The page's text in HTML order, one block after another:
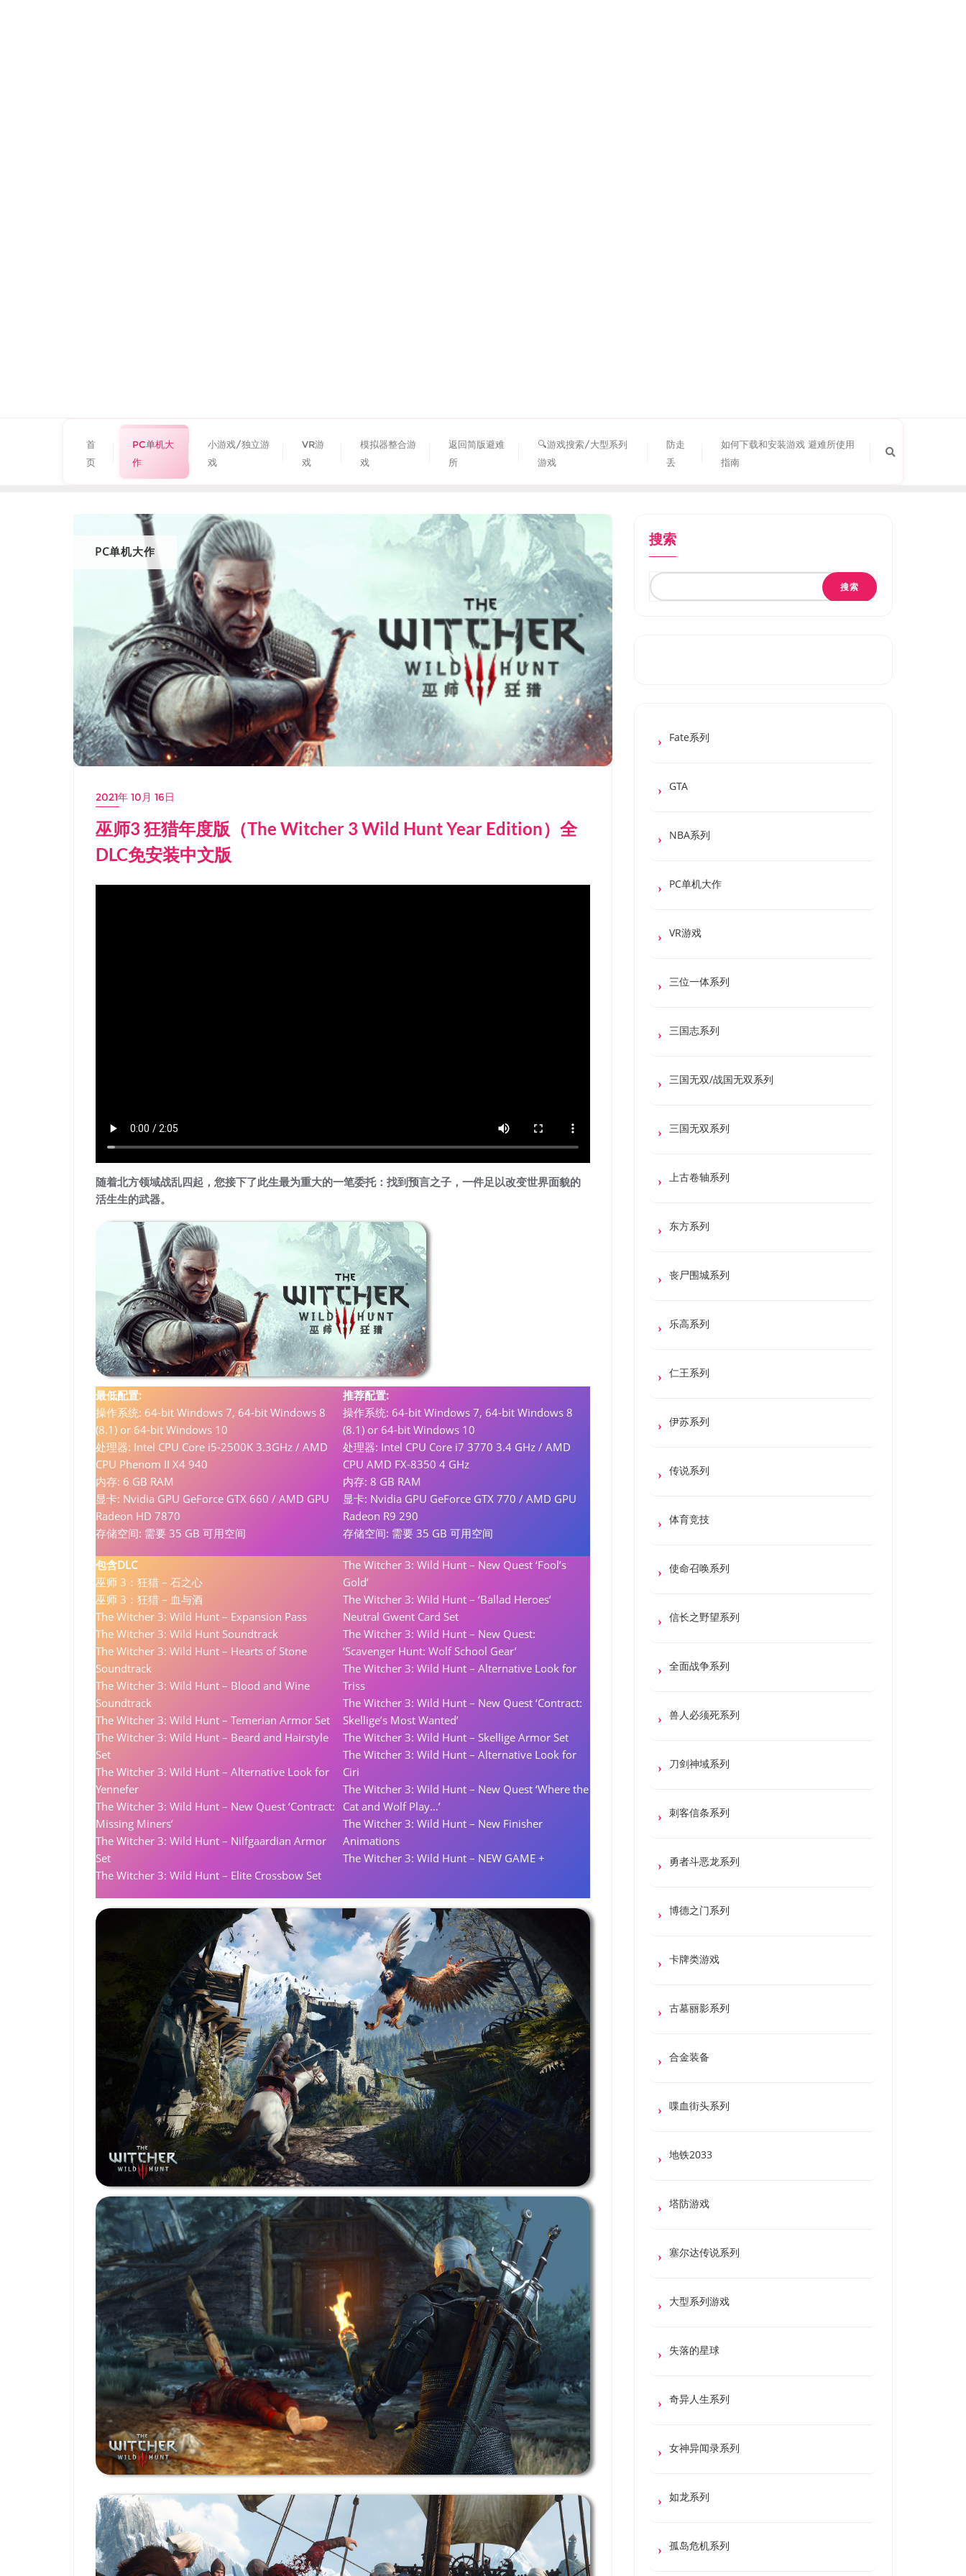
首
页
PC单机大
作
小游戏/独立游
戏
VR游
戏
模拟器整合游
戏
返回简版避难
所
🔍游戏搜索/大型系列
游戏
防走
丢
如何下载和安装游戏 避难所使用
指南
PC单机大作
2021年 10月 16日
巫师3 狂猎年度版（The Witcher 3 Wild Hunt Year Edition）全
DLC免安装中文版
随着北方领域战乱四起，您接下了此生最为重大的一笔委托：找到预言之子，一件足以改变世界面貌的
活生生的武器。
最低配置:
操作系统: 64-bit Windows 7, 64-bit Windows 8
(8.1) or 64-bit Windows 10
处理器: Intel CPU Core i5-2500K 3.3GHz / AMD
CPU Phenom II X4 940
内存: 6 GB RAM
显卡: Nvidia GPU GeForce GTX 660 / AMD GPU
Radeon HD 7870
存储空间: 需要 35 GB 可用空间
推荐配置:
操作系统: 64-bit Windows 7, 64-bit Windows 8
(8.1) or 64-bit Windows 10
处理器: Intel CPU Core i7 3770 3.4 GHz / AMD
CPU AMD FX-8350 4 GHz
内存: 8 GB RAM
显卡: Nvidia GPU GeForce GTX 770 / AMD GPU
Radeon R9 290
存储空间: 需要 35 GB 可用空间
包含DLC
巫师 3：狂猎 – 石之心
巫师 3：狂猎 – 血与酒
The Witcher 3: Wild Hunt – Expansion Pass
The Witcher 3: Wild Hunt Soundtrack
The Witcher 3: Wild Hunt – Hearts of Stone
Soundtrack
The Witcher 3: Wild Hunt – Blood and Wine
Soundtrack
The Witcher 3: Wild Hunt – Temerian Armor Set
The Witcher 3: Wild Hunt – Beard and Hairstyle
Set
The Witcher 3: Wild Hunt – Alternative Look for
Yennefer
The Witcher 3: Wild Hunt – New Quest ‘Contract:
Missing Miners’
The Witcher 3: Wild Hunt – Nilfgaardian Armor
Set
The Witcher 3: Wild Hunt – Elite Crossbow Set
The Witcher 3: Wild Hunt – New Quest ‘Fool’s
Gold’
The Witcher 3: Wild Hunt – ‘Ballad Heroes’
Neutral Gwent Card Set
The Witcher 3: Wild Hunt – New Quest:
‘Scavenger Hunt: Wolf School Gear’
The Witcher 3: Wild Hunt – Alternative Look for
Triss
The Witcher 3: Wild Hunt – New Quest ‘Contract:
Skellige’s Most Wanted’
The Witcher 3: Wild Hunt – Skellige Armor Set
The Witcher 3: Wild Hunt – Alternative Look for
Ciri
The Witcher 3: Wild Hunt – New Quest ‘Where the
Cat and Wolf Play…’
The Witcher 3: Wild Hunt – New Finisher
Animations
The Witcher 3: Wild Hunt – NEW GAME +
搜索
搜索
Fate系列
GTA
NBA系列
PC单机大作
VR游戏
三位一体系列
三国志系列
三国无双/战国无双系列
三国无双系列
上古卷轴系列
东方系列
丧尸围城系列
乐高系列
仁王系列
伊苏系列
传说系列
体育竞技
使命召唤系列
信长之野望系列
全面战争系列
兽人必须死系列
刀剑神域系列
刺客信条系列
勇者斗恶龙系列
博德之门系列
卡牌类游戏
古墓丽影系列
合金装备
喋血街头系列
地铁2033
塔防游戏
塞尔达传说系列
大型系列游戏
失落的星球
奇异人生系列
女神异闻录系列
如龙系列
孤岛危机系列